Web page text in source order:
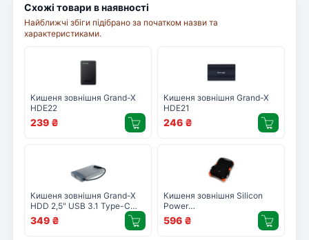
Схожі товари в наявності
Найближчі збіги підібрано за початком назви та
характеристиками.
Кишеня зовнішня Grand-X
HDE22
239 ₴
Кишеня зовнішня Grand-X
HDE21
246 ₴
Кишеня зовнішня Grand-X
HDD 2,5" USB 3.1 Type-C
(HDE31)
349 ₴
Кишеня зовнішня Silicon
Power
SP000HSPHDA30S3K
596 ₴